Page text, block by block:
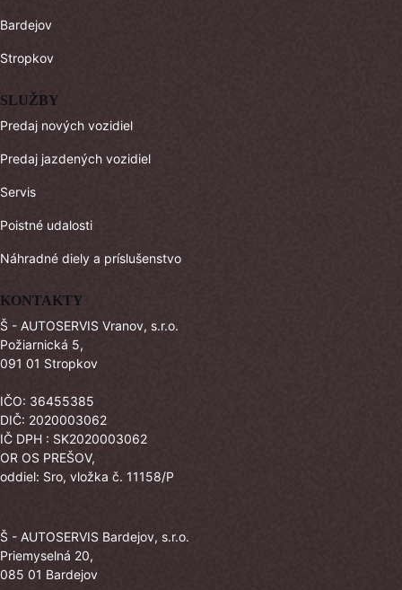
Bardejov
Stropkov
SLUŽBY
Predaj nových vozidiel
Predaj jazdených vozidiel
Servis
Poistné udalosti
Náhradné diely a príslušenstvo
KONTAKTY
Š - AUTOSERVIS Vranov, s.r.o.
Požiarnická 5,
091 01 Stropkov
IČO: 36455385
DIČ: 2020003062
IČ DPH : SK2020003062
OR OS PREŠOV,
oddiel: Sro, vložka č. 11158/P
Š - AUTOSERVIS Bardejov, s.r.o.
Priemyselná 20,
085 01 Bardejov